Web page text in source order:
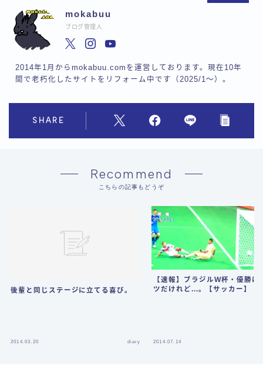
mokabuu
ブログ管理人
2014年1月からmokabuu.comを運営しております。現在10年
間で老朽化したサイトをリフォーム中です（2025/1〜）。
SHARE
Recommend
こちらの記事もどうぞ
後輩と同じステージに立てる喜び。
2014.03.20 diary
【速報】ブラジルＷ杯・優勝は
ツだけれど...。【サッカー】
2014.07.14